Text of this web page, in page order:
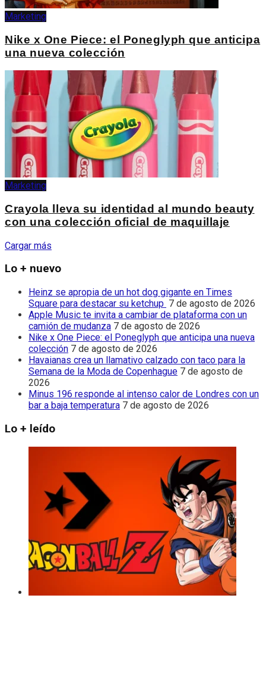
Marketing
Nike x One Piece: el Poneglyph que anticipa
una nueva colección
Marketing
Crayola lleva su identidad al mundo beauty
con una colección oficial de maquillaje
Cargar más
Lo + nuevo
Heinz se apropia de un hot dog gigante en Times
Square para destacar su ketchup 7 de agosto de 2026
Apple Music te invita a cambiar de plataforma con un
camión de mudanza 7 de agosto de 2026
Nike x One Piece: el Poneglyph que anticipa una nueva
colección 7 de agosto de 2026
Havaianas crea un llamativo calzado con taco para la
Semana de la Moda de Copenhague 7 de agosto de
2026
Minus 196 responde al intenso calor de Londres con un
bar a baja temperatura 7 de agosto de 2026
Lo + leído